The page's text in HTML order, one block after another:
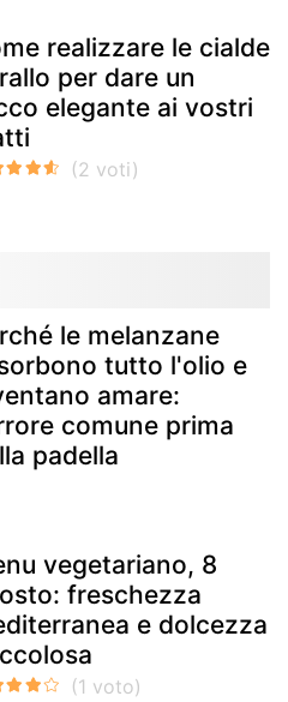
realizzare le cialde
per dare un
elegante ai vostri
le melanzane
tutto l'olio e
amare:
comune prima
padella
vegetariano, 8
freschezza
e dolcezza